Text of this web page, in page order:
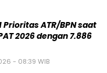
Prioritas ATR/BPN saat
2026 dengan 7.886
- 08:39 WIB